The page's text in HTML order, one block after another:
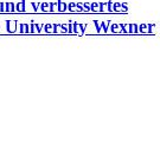
verbessertes
University Wexner